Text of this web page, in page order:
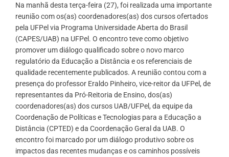
Na manhã desta terça-feira (27), foi realizada uma importante
reunião com os(as) coordenadores(as) dos cursos ofertados
pela UFPel via Programa Universidade Aberta do Brasil
(CAPES/UAB) na UFPel. O encontro teve como objetivo
promover um diálogo qualificado sobre o novo marco
regulatório da Educação a Distância e os referenciais de
qualidade recentemente publicados. A reunião contou com a
presença do professor Eraldo Pinheiro, vice-reitor da UFPel, de
representantes da Pró-Reitoria de Ensino, dos(as)
coordenadores(as) dos cursos UAB/UFPel, da equipe da
Coordenação de Políticas e Tecnologias para a Educação a
Distância (CPTED) e da Coordenação Geral da UAB. O
encontro foi marcado por um diálogo produtivo sobre os
impactos das recentes mudanças e os caminhos possíveis